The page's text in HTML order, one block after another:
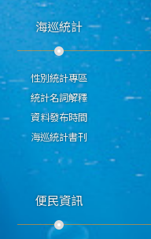
海巡統計
性別統計專區
統計名詞解釋
資料發布時間
海巡統計書刊
便民資訊